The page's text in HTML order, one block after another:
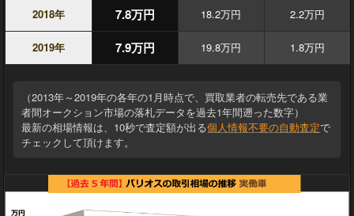
2018年 7.8万円 18.2万円 2.2万円
2019年 7.9万円 19.8万円 1.8万円
（2013年～2019年の各年の1月時点で、買取業者の転売先である業
者間オークション市場の落札データを過去1年間遡った数字）
最新の相場情報は、10秒で査定額が出る個人情報不要の自動査定で
チェックして頂けます。